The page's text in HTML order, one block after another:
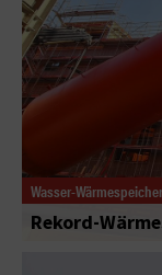
Wasser-
Rekord-